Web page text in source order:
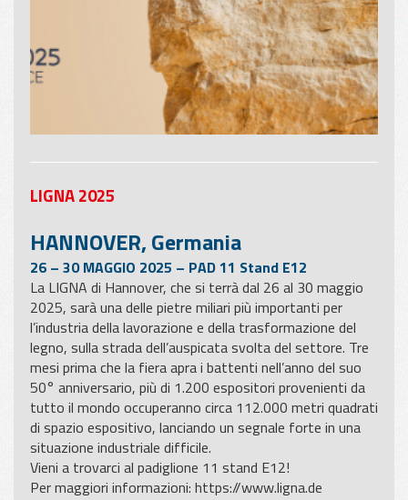
LIGNA 2025
HANNOVER, Germania
26 – 30 MAGGIO 2025 – PAD 11 Stand E12
La LIGNA di Hannover, che si terrà dal 26 al 30 maggio
2025, sarà una delle pietre miliari più importanti per
l’industria della lavorazione e della trasformazione del
legno, sulla strada dell’auspicata svolta del settore. Tre
mesi prima che la fiera apra i battenti nell’anno del suo
50° anniversario, più di 1.200 espositori provenienti da
tutto il mondo occuperanno circa 112.000 metri quadrati
di spazio espositivo, lanciando un segnale forte in una
situazione industriale difficile.
Vieni a trovarci al padiglione 11 stand E12!
Per maggiori informazioni: https://www.ligna.de